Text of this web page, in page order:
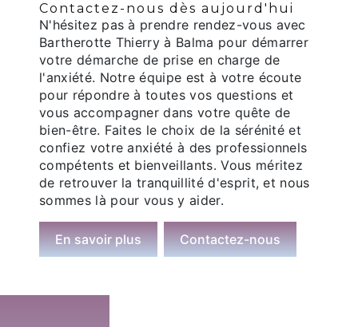
Contactez-nous dès aujourd'hui
N'hésitez pas à prendre rendez-vous avec
Bartherotte Thierry à Balma pour démarrer
votre démarche de prise en charge de
l'anxiété. Notre équipe est à votre écoute
pour répondre à toutes vos questions et
vous accompagner dans votre quête de
bien-être. Faites le choix de la sérénité et
confiez votre anxiété à des professionnels
compétents et bienveillants. Vous méritez
de retrouver la tranquillité d'esprit, et nous
sommes là pour vous y aider.
En savoir plus Contactez-nous